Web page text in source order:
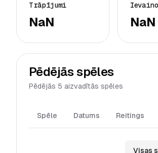
Trāpījumi
NaN NaN
Pēdējās spēles
Pēdējās 5 aizvadītās spēles
Spēle Datums Reitings
Visas